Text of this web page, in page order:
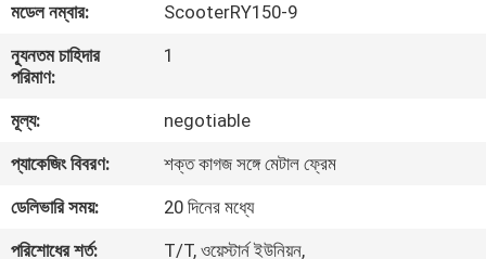
কারখানা
ভ্রমণ
মান
নিয়ন্ত্রণ
যোগাযোগ
মডেল নম্বার:
ScooterRY150-9
ন্যূনতম চাহিদার
পরিমাণ:
1
মূল্য:
negotiable
প্যাকেজিং বিবরণ:
শক্ত কাগজ সঙ্গে মেটাল ফ্রেম
ডেলিভারি সময়:
20 দিনের মধ্যে
পরিশোধের শর্ত:
T/T, ওয়েস্টার্ন ইউনিয়ন,